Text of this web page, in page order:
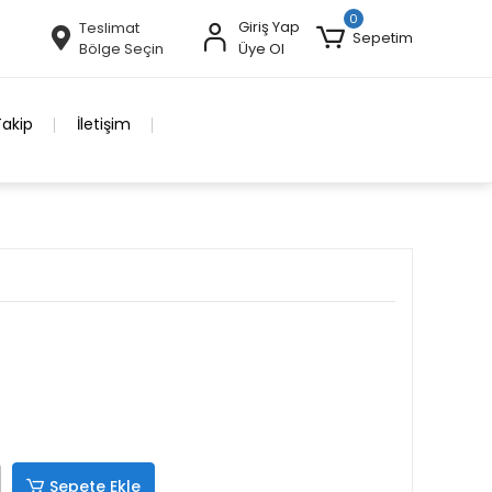
Teslimat
Bölge Seçin
Giriş Yap
Üye Ol
0
Sepetim
İletişim
Sepete Ekle